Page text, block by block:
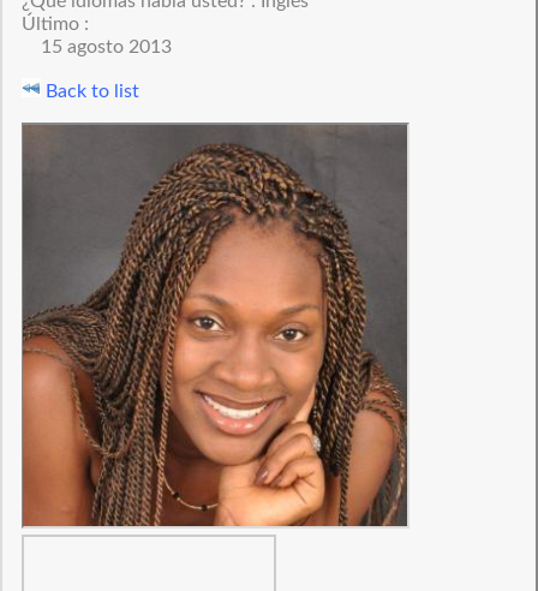
Último :
15 agosto 2013
Back to list